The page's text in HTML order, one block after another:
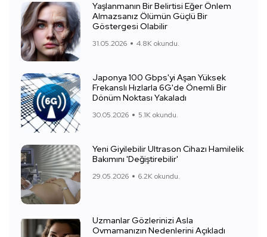
Yaşlanmanın Bir Belirtisi Eğer Önlem
Almazsanız Ölümün Güçlü Bir
Göstergesi Olabilir
31.05.2026 4.8K okundu.
Japonya 100 Gbps'yi Aşan Yüksek
Frekanslı Hızlarla 6G'de Önemli Bir
Dönüm Noktası Yakaladı
30.05.2026 5.1K okundu.
Yeni Giyilebilir Ultrason Cihazı Hamilelik
Bakımını 'Değiştirebilir'
29.05.2026 6.2K okundu.
Uzmanlar Gözlerinizi Asla
Ovmamanızın Nedenlerini Açıkladı